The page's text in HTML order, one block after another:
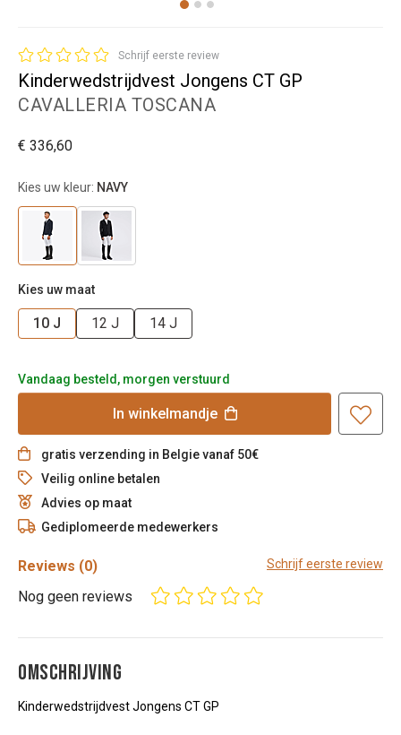
Schrijf eerste review
Kinderwedstrijdvest Jongens CT GP
CAVALLERIA TOSCANA
€ 336,60
Kies uw kleur: NAVY
Kies uw maat
10 J 12 J 14 J
Vandaag besteld, morgen verstuurd
In winkelmandje
gratis verzending in Belgie vanaf 50€
Veilig online betalen
Advies op maat
Gediplomeerde medewerkers
Reviews (0) Schrijf eerste review
Nog geen reviews
OMSCHRIJVING
Kinderwedstrijdvest Jongens CT GP